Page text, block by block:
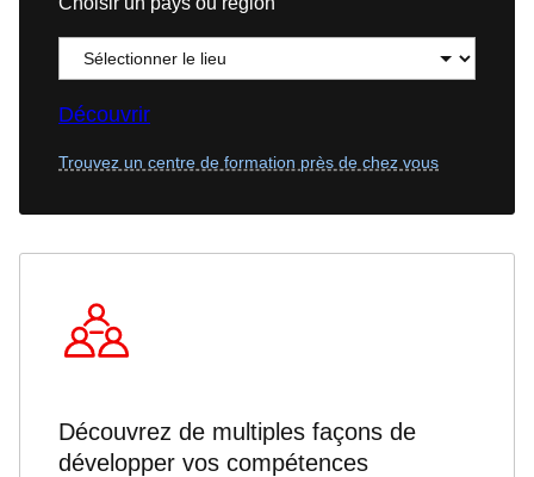
Découvrir
Trouvez un centre de formation près de chez vous
Découvrez de multiples façons de
développer vos compétences